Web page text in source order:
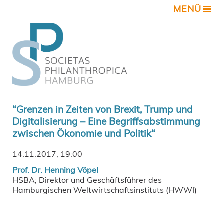
MENÜ
“Grenzen in Zeiten von Brexit, Trump und
Digitalisierung – Eine Begriffsabstimmung
zwischen Ökonomie und Politik“
14.11.2017, 19:00
Prof. Dr. Henning Vöpel
HSBA; Direktor und Geschäftsführer des
Hamburgischen Weltwirtschaftsinstituts (HWWI)